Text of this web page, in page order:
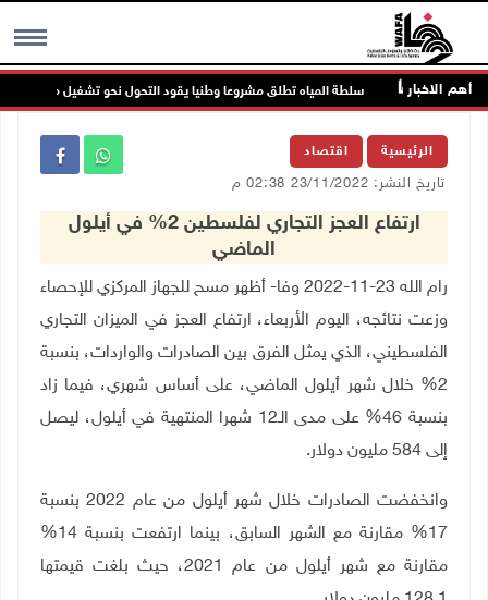
MENU أهم الاخبار سلطة المياه تطلق مشروعا وطنيا يقود التحول نحو تشغيل مرافق المياه
الرئيسية اقتصاد
تاريخ النشر: 23/11/2022 02:38 م
ارتفاع العجز التجاري لفلسطين 2% في أيلول
الماضي
رام الله 23-11-2022 وفا- أظهر مسح للجهاز المركزي للإحصاء
وزعت نتائجه، اليوم الأربعاء، ارتفاع العجز في الميزان التجاري
الفلسطيني، الذي يمثل الفرق بين الصادرات والواردات، بنسبة
2% خلال شهر أيلول الماضي، على أساس شهري، فيما زاد
بنسبة 46% على مدى الـ12 شهرا المنتهية في أيلول، ليصل
إلى 584 مليون دولار
.
وانخفضت الصادرات خلال شهر أيلول من عام 2022 بنسبة
17% مقارنة مع الشهر السابق، بينما ارتفعت بنسبة 14%
مقارنة مع شهر أيلول من عام 2021، حيث بلغت قيمتها